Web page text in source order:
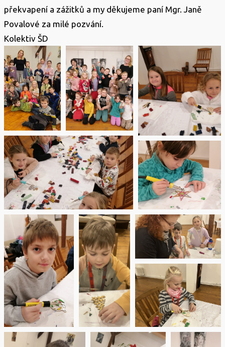
překvapení a zážitků a my děkujeme paní Mgr. Janě
Povalové za milé pozvání.
Kolektiv ŠD